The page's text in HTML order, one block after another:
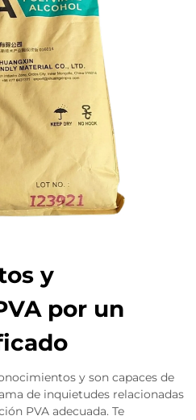
y
por un
y son capaces de
de inquietudes relacionadas
PVA adecuada. Te